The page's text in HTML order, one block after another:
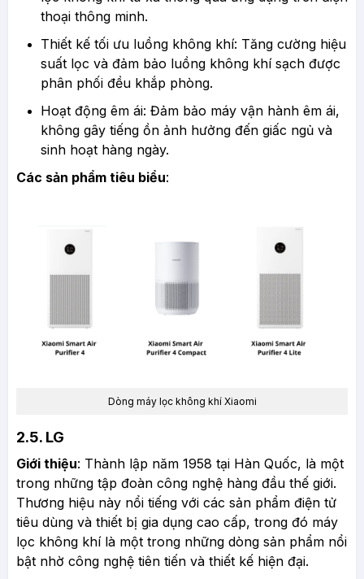
thoại thông minh.
Thiết kế tối ưu luồng không khí: Tăng cường hiệu
suất lọc và đảm bảo luồng không khí sạch được
phân phối đều khắp phòng.
Hoạt động êm ái: Đảm bảo máy vận hành êm ái,
không gây tiếng ồn ảnh hưởng đến giấc ngủ và
sinh hoạt hàng ngày.
Các sản phẩm tiêu biểu:
Dòng máy lọc không khí Xiaomi
2.5. LG
Giới thiệu: Thành lập năm 1958 tại Hàn Quốc, là một
trong những tập đoàn công nghệ hàng đầu thế giới.
Thương hiệu này nổi tiếng với các sản phẩm điện tử
tiêu dùng và thiết bị gia dụng cao cấp, trong đó máy
lọc không khí là một trong những dòng sản phẩm nổi
bật nhờ công nghệ tiên tiến và thiết kế hiện đại.